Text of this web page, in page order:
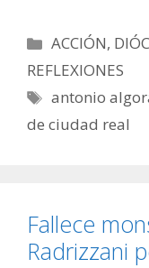
Categorías
ACCIÓN,
REFLEXIONES
Etiquetas
antonio
de ciudad real
Fallece
Radrizzani